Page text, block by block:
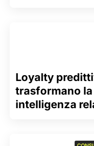
Loyalty
trasformano
intelligenza